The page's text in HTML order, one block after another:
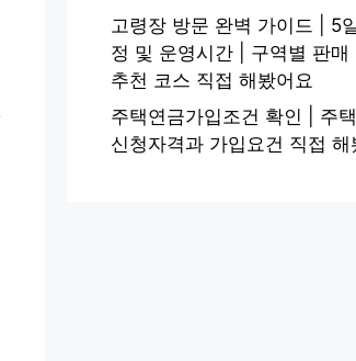
고령장 방문 완벽 가이드 | 5
정 및 운영시간 | 구역별 판매
추천 코스 직접 해봤어요
주택연금가입조건 확인 | 주
신청자격과 가입요건 직접 해